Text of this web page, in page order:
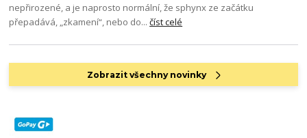
nepřirozené, a je naprosto normální, že sphynx ze začátku
přepadává, „zkamení“, nebo do...číst celé
Zobrazit všechny novinky